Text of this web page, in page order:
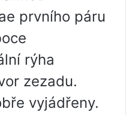
prvního páru
rýha
zezadu.
vyjádřeny.